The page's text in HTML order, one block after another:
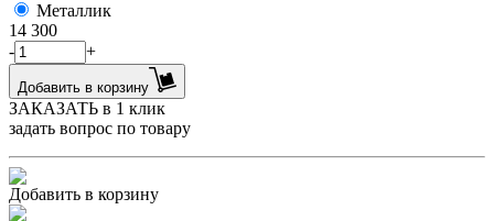
Металлик
14 300
-
+
Добавить в корзину
ЗАКАЗАТЬ в 1 клик
задать вопрос по товару
Добавить в корзину